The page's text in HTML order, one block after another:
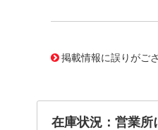
掲載情報に誤りがご
在庫状況：営業所